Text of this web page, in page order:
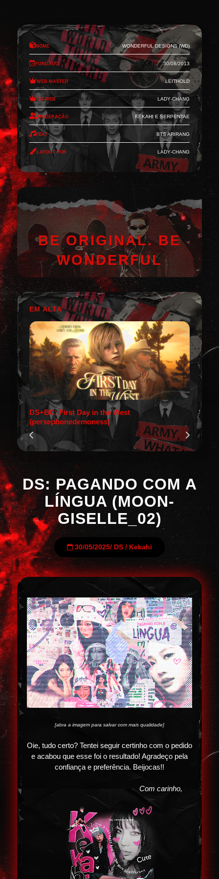
Nome Wonderful Designs (WD)
Fundado 30/08/2013
Web-Master Leithold
Co-Web Lady-Chang
Moderação Kekahi e Serpentae
Feat BTS Arirang
Layout por Lady-Chang
BE ORIGINAL. BE
WONDERFUL
EM ALTA
DS+BC: First Day in the West
(persephonedemoness)
DS: PAGANDO COM A
LÍNGUA (MOON-
GISELLE_02)
30/05/2025/ DS / Kekahi
[abra a imagem para salvar com mais qualidade]
Oie, tudo certo? Tentei seguir certinho com o pedido
e acabou que esse foi o resultado! Agradeço pela
confiança e preferência. Beijocas!!
Com carinho,